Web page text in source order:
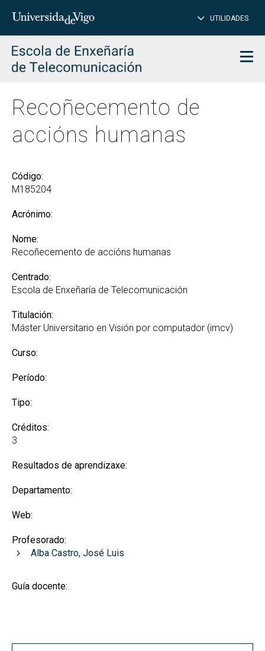
Introduce
para
buscar
UTILIDADES
Recoñecemento de
accións humanas
Código:
M185204
Acrónimo:
Nome:
Recoñecemento de accións humanas
Centrado:
Escola de Enxeñaría de Telecomunicación
Titulación:
Máster Universitario en Visión por computador (imcv)
Curso:
Período:
Tipo:
Créditos:
3
Resultados de aprendizaxe:
Departamento:
Web:
Profesorado:
Alba Castro, José Luis
Guía docente: